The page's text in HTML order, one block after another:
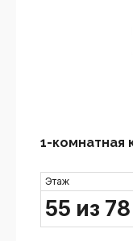
1-комнатная
Этаж
55 из 78